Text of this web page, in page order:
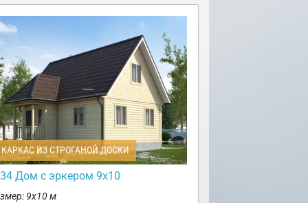
ИЗ СТРОГАНОЙ ДОСКИ
Дом с эркером 9х10
9х10 м